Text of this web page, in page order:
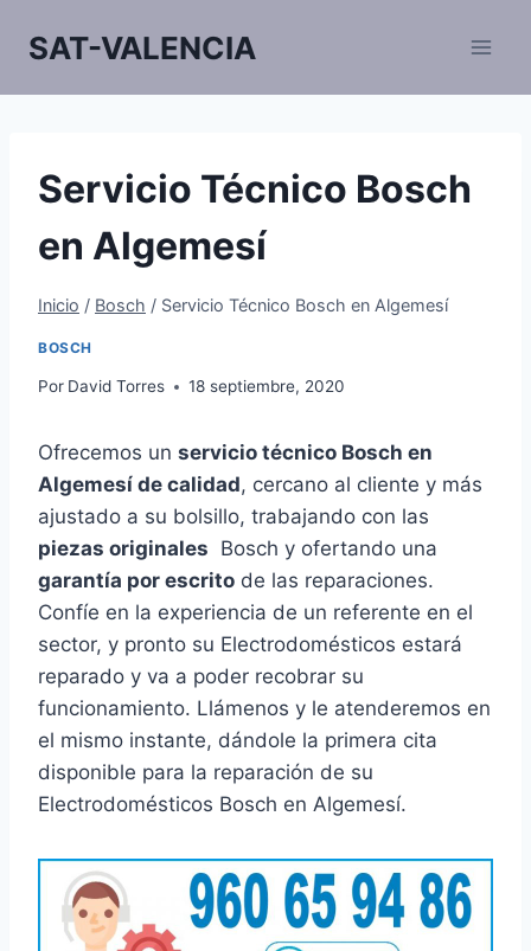
SAT-VALENCIA
Servicio Técnico Bosch
en Algemesí
Inicio / Bosch / Servicio Técnico Bosch en Algemesí
BOSCH
Por David Torres 18 septiembre, 2020
Ofrecemos un servicio técnico Bosch en
Algemesí de calidad, cercano al cliente y más
ajustado a su bolsillo, trabajando con las
piezas originales Bosch y ofertando una
garantía por escrito de las reparaciones.
Confíe en la experiencia de un referente en el
sector, y pronto su Electrodomésticos estará
reparado y va a poder recobrar su
funcionamiento. Llámenos y le atenderemos en
el mismo instante, dándole la primera cita
disponible para la reparación de su
Electrodomésticos Bosch en Algemesí.